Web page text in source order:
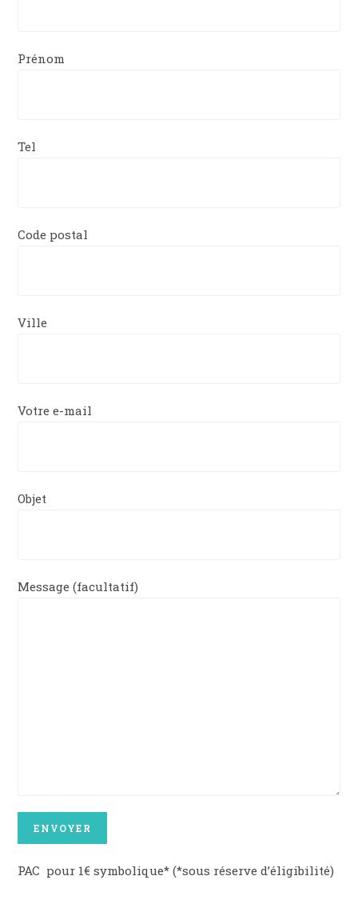
Prénom
Tel
Code postal
Ville
Votre e-mail
Objet
Message (facultatif)
PAC pour 1€ symbolique* (*sous réserve d’éligibilité)